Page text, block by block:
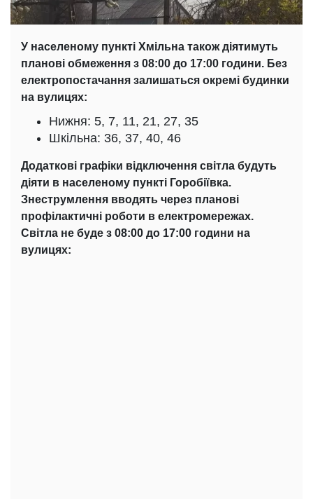
У населеному пункті Хмільна також діятимуть
планові обмеження з 08:00 до 17:00 години. Без
електропостачання залишаться окремі будинки
на вулицях:
Нижня: 5, 7, 11, 21, 27, 35
Шкільна: 36, 37, 40, 46
Додаткові графіки відключення світла будуть
діяти в населеному пункті Горобіївка.
Знеструмлення вводять через планові
профілактичні роботи в електромережах.
Світла не буде з 08:00 до 17:00 години на
вулицях: